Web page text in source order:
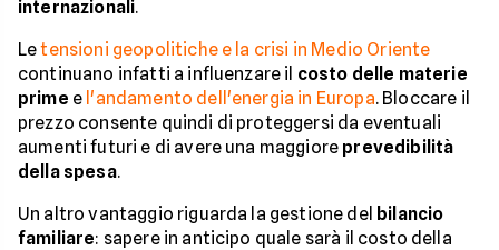
internazionali.
Letensioni geopolitiche e la crisi in Medio Oriente
continuano infatti a influenzare il costo delle materie
prime e l'andamento dell'energia in Europa. Bloccare il
prezzo consente quindi di proteggersi da eventuali
aumenti futuri e di avere una maggiore prevedibilità
della spesa.
Un altro vantaggio riguarda la gestione del bilancio
familiare: sapere in anticipo quale sarà il costo della